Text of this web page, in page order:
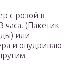
с розой в
часа. (Пакетик
или
и опудриваю